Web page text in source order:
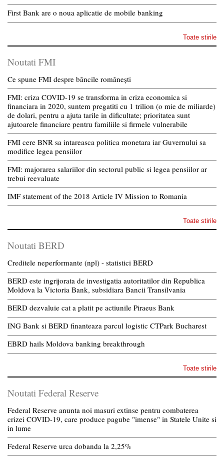
First Bank are o noua aplicatie de mobile banking
Toate stirile
Noutati FMI
Ce spune FMI despre băncile românești
FMI: criza COVID-19 se transforma in criza economica si
financiara in 2020, suntem pregatiti cu 1 trilion (o mie de miliarde)
de dolari, pentru a ajuta tarile in dificultate; prioritatea sunt
ajutoarele financiare pentru familiile si firmele vulnerabile
FMI cere BNR sa intareasca politica monetara iar Guvernului sa
modifice legea pensiilor
FMI: majorarea salariilor din sectorul public si legea pensiilor ar
trebui reevaluate
IMF statement of the 2018 Article IV Mission to Romania
Toate stirile
Noutati BERD
Creditele neperformante (npl) - statistici BERD
BERD este ingrijorata de investigatia autoritatilor din Republica
Moldova la Victoria Bank, subsidiara Bancii Transilvania
BERD dezvaluie cat a platit pe actiunile Piraeus Bank
ING Bank si BERD finanteaza parcul logistic CTPark Bucharest
EBRD hails Moldova banking breakthrough
Toate stirile
Noutati Federal Reserve
Federal Reserve anunta noi masuri extinse pentru combaterea
crizei COVID-19, care produce pagube "imense" in Statele Unite si
in lume
Federal Reserve urca dobanda la 2,25%